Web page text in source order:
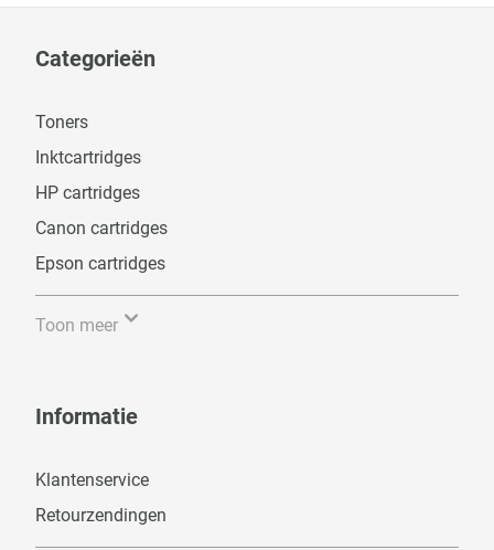
Categorieën
Toners
Inktcartridges
HP cartridges
Canon cartridges
Epson cartridges
Toon meer
Informatie
Klantenservice
Retourzendingen